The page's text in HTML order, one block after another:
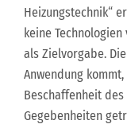
Heizungstechnik“
keine
als Zielvorgabe.
Anwendung
Beschaffenheit
Gegebenheiten